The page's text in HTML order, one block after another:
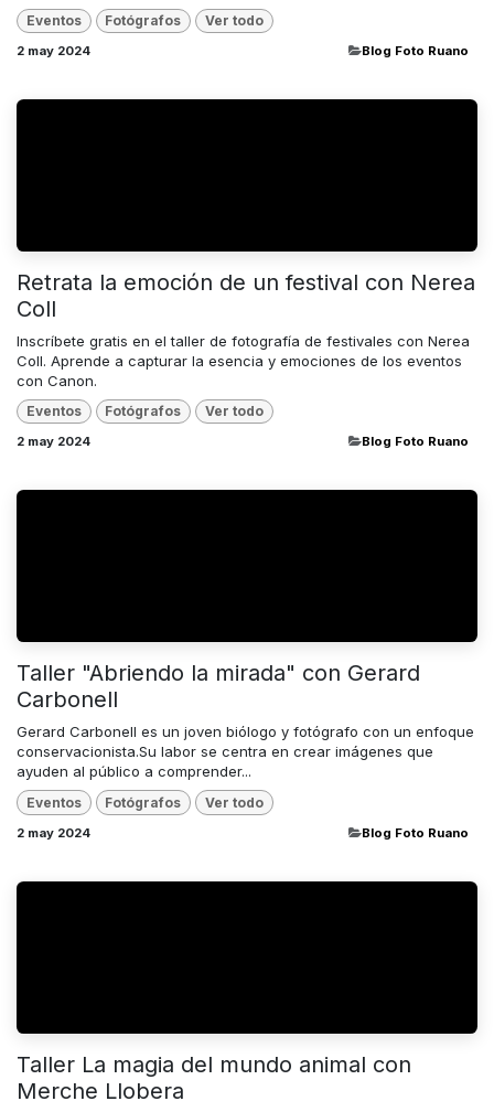
Eventos Fotógrafos Ver todo
2 may 2024 ​Blog Foto Ruano
Retrata la emoción de un festival con Nerea
Coll
Inscríbete gratis en el taller de fotografía de festivales con Nerea
Coll. Aprende a capturar la esencia y emociones de los eventos
con Canon.
Eventos Fotógrafos Ver todo
2 may 2024 ​Blog Foto Ruano
Taller "Abriendo la mirada" con Gerard
Carbonell
Gerard Carbonell es un joven biólogo y fotógrafo con un enfoque
conservacionista.Su labor se centra en crear imágenes que
ayuden al público a comprender...
Eventos Fotógrafos Ver todo
2 may 2024 ​Blog Foto Ruano
Taller La magia del mundo animal con
Merche Llobera